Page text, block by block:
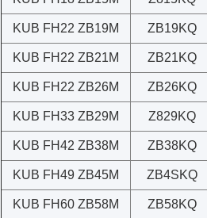
KUB FH22 ZB19M ZB19KQ
KUB FH22 ZB21M ZB21KQ
KUB FH22 ZB26M ZB26KQ
KUB FH33 ZB29M Z829KQ
KUB FH42 ZB38M ZB38KQ
KUB FH49 ZB45M ZB4SKQ
KUB FH60 ZB58M ZB58KQ